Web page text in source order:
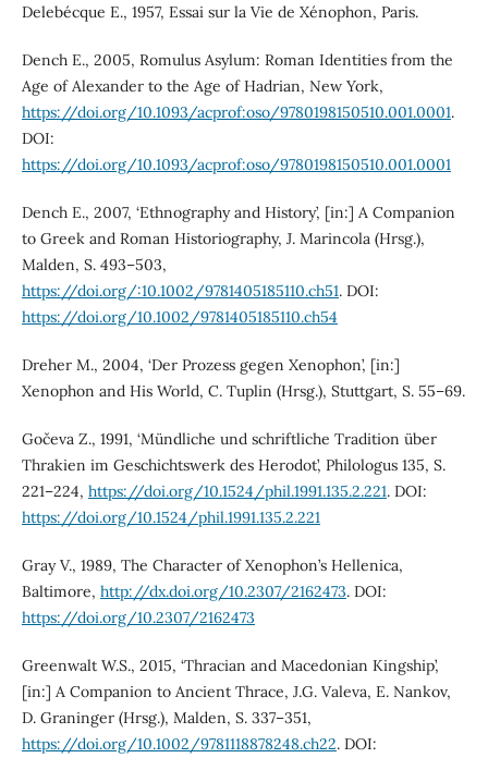
Delebécque E., 1957, Essai sur la Vie de Xénophon, Paris.
Dench E., 2005, Romulus Asylum: Roman Identities from the
Age of Alexander to the Age of Hadrian, New York,
https://doi.org/10.1093/acprof:oso/9780198150510.001.0001.
DOI:
https://doi.org/10.1093/acprof:oso/9780198150510.001.0001
Dench E., 2007, ‘Ethnography and History’, [in:] A Companion
to Greek and Roman Historiography, J. Marincola (Hrsg.),
Malden, S. 493–503,
https://doi.org/:10.1002/9781405185110.ch51. DOI:
https://doi.org/10.1002/9781405185110.ch54
Dreher M., 2004, ‘Der Prozess gegen Xenophon’, [in:]
Xenophon and His World, C. Tuplin (Hrsg.), Stuttgart, S. 55–69.
Gočeva Z., 1991, ‘Mündliche und schriftliche Tradition über
Thrakien im Geschichtswerk des Herodot’, Philologus 135, S.
221–224, https://doi.org/10.1524/phil.1991.135.2.221. DOI:
https://doi.org/10.1524/phil.1991.135.2.221
Gray V., 1989, The Character of Xenophon’s Hellenica,
Baltimore, http://dx.doi.org/10.2307/2162473. DOI:
https://doi.org/10.2307/2162473
Greenwalt W.S., 2015, ‘Thracian and Macedonian Kingship’,
[in:] A Companion to Ancient Thrace, J.G. Valeva, E. Nankov,
D. Graninger (Hrsg.), Malden, S. 337–351,
https://doi.org/10.1002/9781118878248.ch22. DOI: